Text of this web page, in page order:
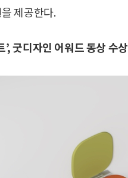
제공한다.
굿디자인 어워드 동상 수상